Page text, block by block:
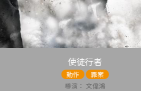
呆佬拜壽
喜劇
導演： 谷德昭